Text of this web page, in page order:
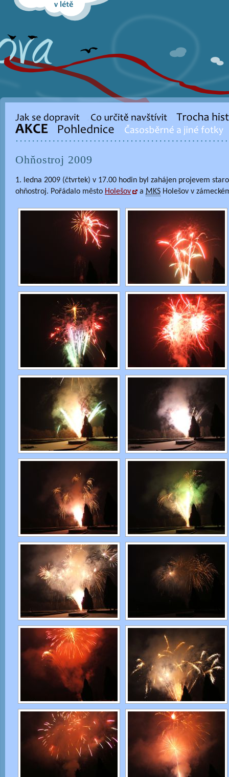
Ohňostroj 2009
1. ledna 2009 (čtvrtek) v 17.00 hodin byl zahájen projevem
ohňostroj. Pořádalo město Holešov a MKS Holešov v